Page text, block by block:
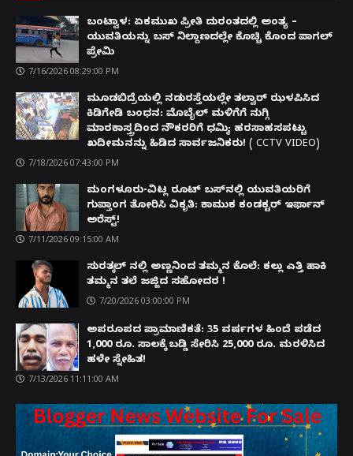
ಬಂಟ್ವಾಳ: ಏಕಮುಖ ಪ್ರೀತಿ ದುರಂತದಲ್ಲಿ ಅಂತ್ಯ –
ಯುವತಿಯನ್ನು ಬಸ್ ನಿಲ್ದಾಣದಲ್ಲೇ ಕೊಚ್ಚಿ ಕೊಂದ ಪಾಗಲ್
ಪ್ರೇಮಿ
7/16/2026 08:29:00 PM
ಮೂಡಬಿದ್ರೆಯಲ್ಲಿ ನಡುರಸ್ತೆಯಲ್ಲೇ ತಲ್ವಾರ್ ಝಳಪಿಸಿದ
ಕಿಡಿಗೇಡಿ ಬಂಧನ: ಮೊಬೈಲ್ ಮಳಿಗೆಗೆ ನುಗ್ಗಿ
ಮಾರಕಾಸ್ತ್ರದಿಂದ ನೌಕರರಿಗೆ ಧಮ್ಕಿ; ಹರಸಾಹಸಪಟ್ಟು
ಖದೀಮನನ್ನು ಹಿಡಿದ ಸಾರ್ವಜನಿಕರು! ( CCTV VIDEO)
7/18/2026 07:43:00 PM
ಮಂಗಳೂರು-ವಿಟ್ಲ ರೂಟ್ ಬಸ್‌ನಲ್ಲಿ ಯುವತಿಯರಿಗೆ
ಗುಪ್ತಾಂಗ ತೋರಿಸಿ ವಿಕೃತಿ: ಕಾಮುಕ ಕಂಡಕ್ಟರ್ ಇರ್ಫಾನ್
ಅರೆಸ್ಟ್!
7/11/2026 09:15:00 AM
ಸುರತ್ಕಲ್ ನಲ್ಲಿ ಅಣ್ಣನಿಂದ ತಮ್ಮನ ಕೊಲೆ: ಕಲ್ಲು ಎತ್ತಿ ಹಾಕಿ
ತಮ್ಮನ ತಲೆ ಜಜ್ಜಿದ ಸಹೋದರ !
7/20/2026 03:00:00 PM
ಅಪರೂಪದ ಪ್ರಾಮಾಣಿಕತೆ: 35 ವರ್ಷಗಳ ಹಿಂದೆ ಪಡೆದ
1,000 ರೂ. ಸಾಲಕ್ಕೆ ಬಡ್ಡಿ ಸೇರಿಸಿ 25,000 ರೂ. ಮರಳಿಸಿದ
ಹಳೇ ಸ್ನೇಹಿತ!
7/13/2026 11:11:00 AM